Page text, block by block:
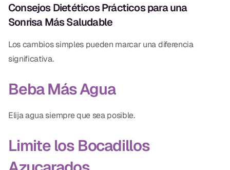
Consejos Dietéticos Prácticos para una
Sonrisa Más Saludable
Los cambios simples pueden marcar una diferencia
significativa.
Beba Más Agua
Elija agua siempre que sea posible.
Limite los Bocadillos